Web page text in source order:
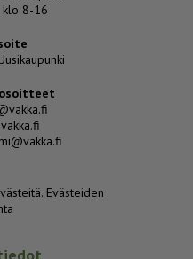
klo 8-16
Evästeiden